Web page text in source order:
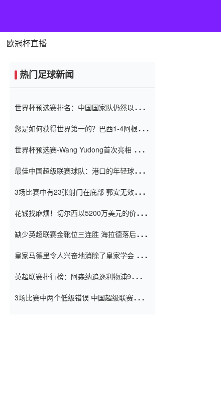
欧冠杯直播
热门足球新闻
世界杯预选赛排名：中国国家队仍然以6分
您是如何获得世界第一的？巴西1-4阿根
世界杯预选赛-Wang Yudong首次亮相 中国
最佳中国超级联赛球队：港口的年轻球员在
（Taishan）
3场比赛中有23张射门在底部 郭安无效传球
花钱找麻烦！切尔西以5200万美元的价格
窗口
缺少英超联赛金靴位三连胜 海拉德落后6球
皇家马德里令人兴奋地消除了皇家学会 安
英超联赛排行榜：阿森纳追逐利物浦9分 曼
3场比赛中两个低级错误 中国超级联赛的前